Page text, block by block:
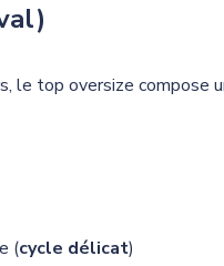
le top oversize compose
(cycle délicat)